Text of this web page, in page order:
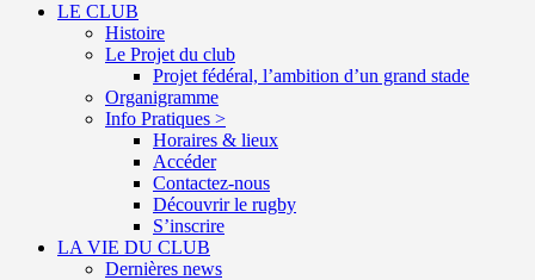
LE CLUB
Histoire
Le Projet du club
Projet fédéral, l’ambition d’un grand stade
Organigramme
Info Pratiques >
Horaires & lieux
Accéder
Contactez-nous
Découvrir le rugby
S’inscrire
LA VIE DU CLUB
Dernières news